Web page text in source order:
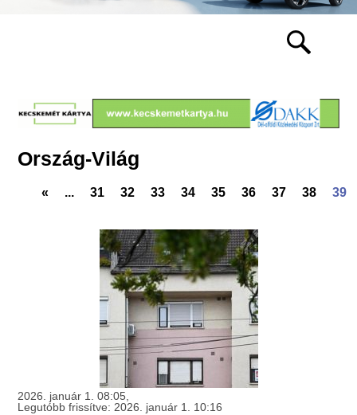
Ország-Világ
« ... 31 32 33 34 35 36 37 38 39
2026. január 1. 08:05,
Legutóbb frissítve: 2026. január 1. 10:16